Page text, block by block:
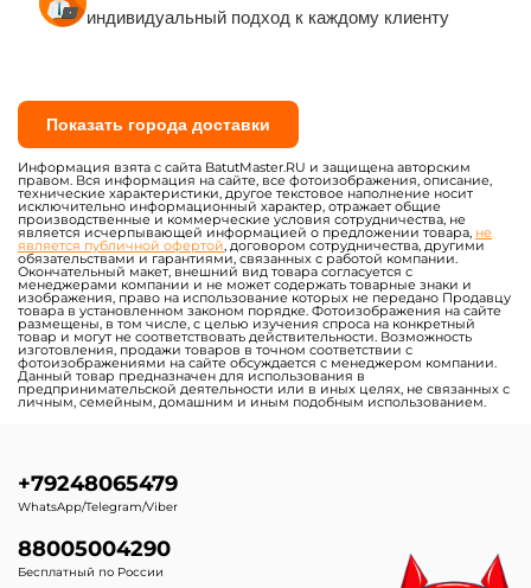
индивидуальный подход к каждому клиенту
Показать города доставки
Информация взята с сайта BatutMaster.RU и защищена авторским
правом. Вся информация на сайте, все фотоизображения, описание,
технические характеристики, другое текстовое наполнение носит
исключительно информационный характер, отражает общие
производственные и коммерческие условия сотрудничества, не
является исчерпывающей информацией о предложении товара, не
является публичной офертой, договором сотрудничества, другими
обязательствами и гарантиями, связанных с работой компании.
Окончательный макет, внешний вид товара согласуется с
менеджерами компании и не может содержать товарные знаки и
изображения, право на использование которых не передано Продавцу
товара в установленном законом порядке. Фотоизображения на сайте
размещены, в том числе, с целью изучения спроса на конкретный
товар и могут не соответствовать действительности. Возможность
изготовления, продажи товаров в точном соответствии с
фотоизображениями на сайте обсуждается с менеджером компании.
Данный товар предназначен для использования в
предпринимательской деятельности или в иных целях, не связанных с
личным, семейным, домашним и иным подобным использованием.
+79248065479
WhatsApp/Telegram/Viber
88005004290
Бесплатный по России